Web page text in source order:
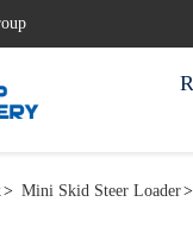
> Mini Skid Steer Loader>